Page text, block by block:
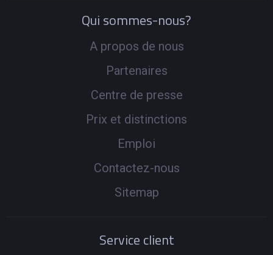
Qui sommes-nous?
A propos de nous
Partenaires
Centre de presse
Prix et distinctions
Emploi
Contactez-nous
Sitemap
Service client